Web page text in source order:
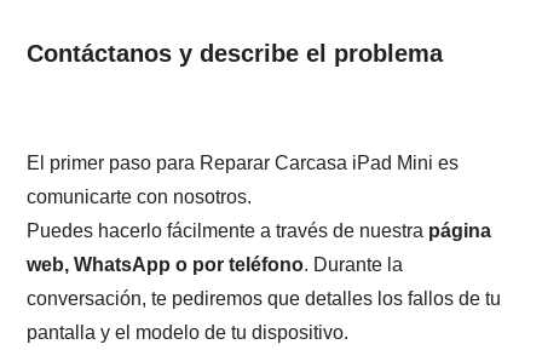
Contáctanos y describe el problema
El primer paso para Reparar Carcasa iPad Mini es
comunicarte con nosotros.
Puedes hacerlo fácilmente a través de nuestra página
web, WhatsApp o por teléfono. Durante la
conversación, te pediremos que detalles los fallos de tu
pantalla y el modelo de tu dispositivo.